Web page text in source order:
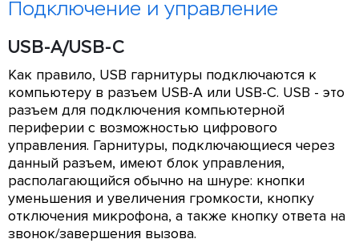
Подключение и управление
USB-A/USB-C
Как правило, USB гарнитуры подключаются к
компьютеру в разъем USB-A или USB-С. USB - это
разъем для подключения компьютерной
периферии с возможностью цифрового
управления. Гарнитуры, подключающиеся через
данный разъем, имеют блок управления,
располагающийся обычно на шнуре: кнопки
уменьшения и увеличения громкости, кнопку
отключения микрофона, а также кнопку ответа на
звонок/завершения вызова.